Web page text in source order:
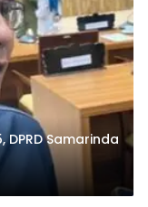
DPRD Samarinda